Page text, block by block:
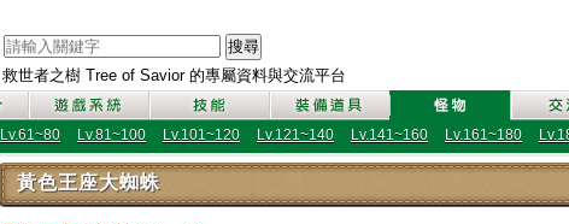
救世者之樹 Tree of Savior 的專屬資料與交流平台
搜尋
Lv.61~80 Lv.81~100 Lv.101~120 Lv.121~140 Lv.141~160 Lv.161~180
黃色王座大蜘蛛